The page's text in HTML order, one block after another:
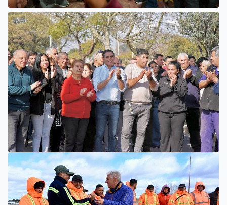
SAN LUIS
CONFORMARON LA 2° MESA
SECTORIAL DE PRODUCCIÓN
FRUTIHORTÍCOLA Y
PRODUCCIÓN FAMILIAR
SAN LUIS
EL INTENDENTE HISSA INAUGURÓ UNA NUEVA ETAPA DE
LA RENOVACIÓN CLOACAL DE AVENIDA LAFINUR Y
ANUNCIÓ SU REPAVIMENTACIÓN